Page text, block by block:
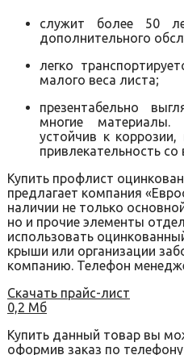
служит более 50
дополнительного
легко
малого веса листа;
презентабельно
многие материалы.
устойчив к
привлекательность со
Купить профлист
предлагает компания
наличии не только
но и прочие элементы
использовать
крыши или организации
компанию. Телефон
Скачать прайс-лист
0,2 Мб
Купить данный товар вы
оформив заказ по